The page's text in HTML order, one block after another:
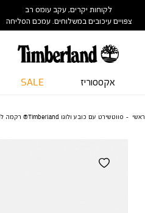
לקוחות יקרים, עקב עומס רב
צפויים עיכובים במשלוחים. עמכם הסליחה
אקססוריז SALE
ראשי סווטשירט עם כובע ולוגו Timberland® רקמה לגבר